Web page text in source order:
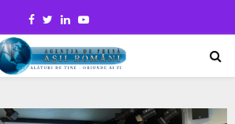
Facebook
TwitterLinkedinYoutube